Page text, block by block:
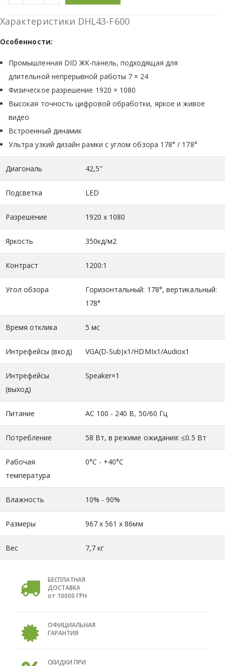
Характеристики DHL43-F600
Особенности:
Промышленная DID ЖК-панель, подходящая для
длительной непрерывной работы 7 × 24
Физическое разрешение 1920 × 1080
Высокая точность цифровой обработки, яркое и живое
видео
Встроенный динамик
Ультра узкий дизайн рамки с углом обзора 178° / 178°
Диагональ 42,5"
Подсветка LED
Разрешение 1920 x 1080
Яркость 350кд/м2
Контраст 1200:1
Угол обзора
Горизонтальный: 178°, вертикальный:
178°
Время отклика 5 мс
Интрефейсы (вход) VGA(D-Sub)x1/HDMIx1/Audiox1
Интрефейсы
(выход)
Speaker×1
Питание АС 100 - 240 В, 50/60 Гц
Потребление 58 Вт, в режиме ожидания: ≤0.5 Вт
Рабочая
температура
0°С - +40°С
Влажность 10% - 90%
Размеры 967 х 561 х 86мм
Вес 7,7 кг
БЕСПЛАТНАЯ
ДОСТАВКА
от 10000 ГРН
ОФИЦИАЛЬНАЯ
ГАРАНТИЯ
СКИДКИ ПРИ